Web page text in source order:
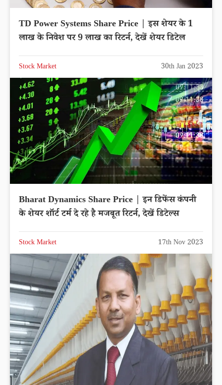
TD Power Systems Share Price | इस शेयर के 1
लाख के निवेश पर 9 लाख का रिटर्न, देखें शेयर डिटेल
Stock Market 30th Jan 2023
Bharat Dynamics Share Price | इन डिफेंस कंपनी
के शेयर शॉर्ट टर्म दे रहे है मजबूत रिटर्न, देखें डिटेल्स
Stock Market 17th Nov 2023